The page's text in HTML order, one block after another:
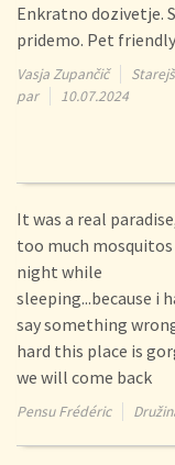
Enkratno dozivetje.
pridemo. Pet
Vasja Zupančič
par
10.07.2024
It was a real
too much
night while
sleeping...because i
say something
hard this place is
we will come back
Pensu Frédéric